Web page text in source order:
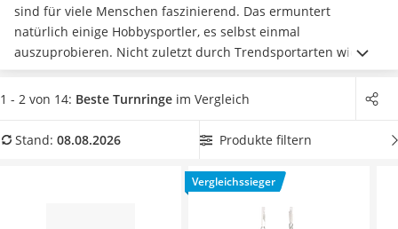
Trekkingschuhe Herren
Reisetasche mit Rollen
Klimmzugstation
Koffer
Nachtsichtgerät
Handgepäck-Koffer
sind für viele Menschen faszinierend. Das ermuntert
natürlich einige Hobbysportler, es selbst einmal
auszuprobieren. Nicht zuletzt durch Trendsportarten wie z.
B. Crossfit liegen diese Trainingsgeräteseit einigen Jahren
wieder im Trend .Laut Tests im Internet bieten die meisten
rutschfeste Gymnastikringe
aus unserem Turnringe-
gewährleisten. Überzeugt hat uns hier im August 2026
Mamoi Turnringe* mit seinen
1 - 2 von 14: Beste Turnringe im Vergleich
Stand: 08.08.2026 Produkte filtern
Vergleichssieger